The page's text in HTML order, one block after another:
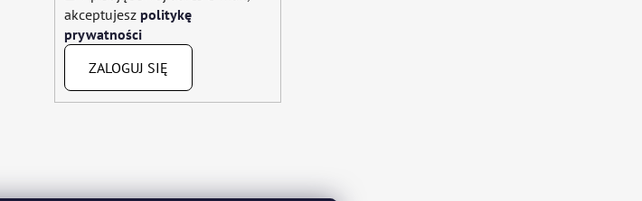
akceptujesz politykę
prywatności
ZALOGUJ SIĘ